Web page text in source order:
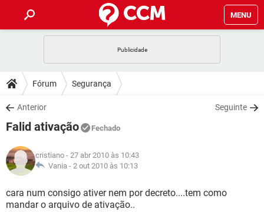
MENU
CELULAR
OUTLOOK
INSTAGRAM
GUIA DE COMPRAS
DICAS
JOGOS
INSTAGRAM
GUIA DE COMPRAS
DOWNLOADS
JOGOS
CELULAR
OUTLOOK
GMAIL
GUIA DE COMPRAS
JOGOS
CELULAR
OUTLOOK EXCEL
GLOSSÁRIO
WHATSAPP
CELULAR
Fórum Segurança
Anterior Seguinte
Falid ativação Fechado
cristiano - 27 abr 2010 às 10:43
Vania - 2 out 2010 às 10:13
cara num consigo ativer nem por decreto....tem como
mandar o arquivo de ativação..